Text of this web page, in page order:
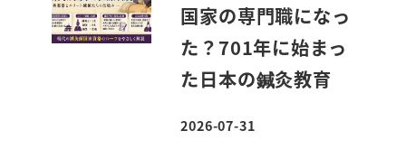
国家の専門職になっ
た？701年に始まっ
た日本の鍼灸教育
投稿日
2026-07-31